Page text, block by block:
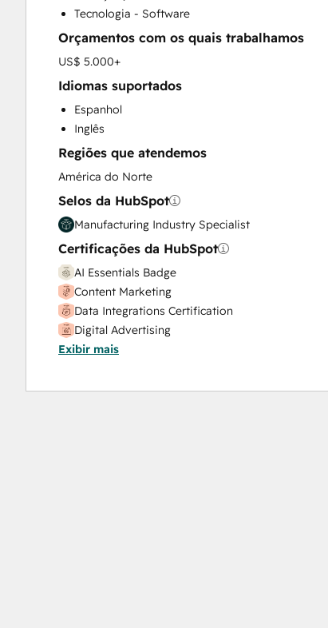
Help Desk Implementation
HubSpot Onboarding
Knowledge Base Development
Programmable Automation
Public Relations
Sales and Marketing Alignment
Sales Coaching and Training
Sales Enablement
Social Media
Video Production
Website Design
Website Development
Website Migration
Tecnologia - Software
Orçamentos com os quais trabalhamos
US$ 5.000+
Idiomas suportados
Espanhol
Inglês
Regiões que atendemos
América do Norte
Selos da HubSpot
Manufacturing Industry Specialist
Certificações da HubSpot
AI Essentials Badge
Content Marketing
Data Integrations Certification
Digital Advertising
Email Marketing Certification
HubSpot Marketing Hub Software Certification
Exibir mais